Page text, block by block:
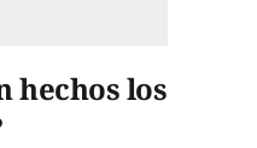
hechos los